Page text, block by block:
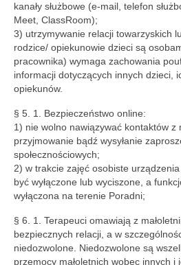
kanały służbowe (e-mail, telefon
Meet, ClassRoom);
3) utrzymywanie relacji towarzyskich
rodzice/ opiekunowie dzieci są
pracownika) wymaga zachowania
informacji dotyczących innych dzieci,
opiekunów.
§ 5. 1. Bezpieczeństwo online:
1) nie wolno nawiązywać kontaktów z
przyjmowanie bądź wysyłanie
społecznościowych;
2) w trakcie zajęć osobiste
być wyłączone lub wyciszone, a
wyłączona na terenie Poradni;
§ 6. 1. Terapeuci omawiają z
bezpiecznych relacji, a w
niedozwolone. Niedozwolone są
przemocy małoletnich wobec innych i